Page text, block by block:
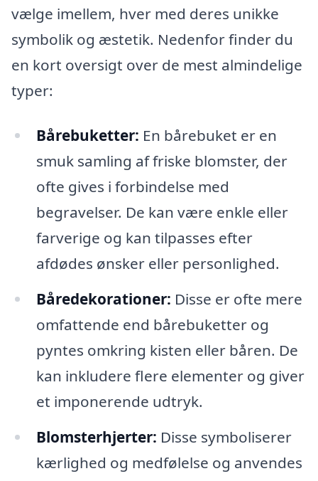
vælge imellem, hver med deres unikke
symbolik og æstetik. Nedenfor finder du
en kort oversigt over de mest almindelige
typer:
Bårebuketter: En bårebuket er en
smuk samling af friske blomster, der
ofte gives i forbindelse med
begravelser. De kan være enkle eller
farverige og kan tilpasses efter
afdødes ønsker eller personlighed.
Båredekorationer: Disse er ofte mere
omfattende end bårebuketter og
pyntes omkring kisten eller båren. De
kan inkludere flere elementer og giver
et imponerende udtryk.
Blomsterhjerter: Disse symboliserer
kærlighed og medfølelse og anvendes